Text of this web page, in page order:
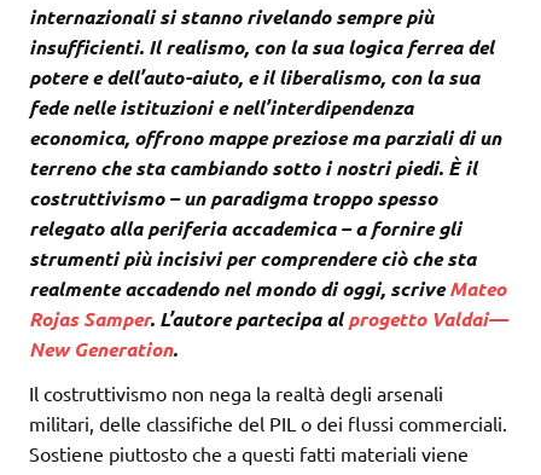
internazionali si stanno rivelando sempre più
insufficienti. Il realismo, con la sua logica ferrea del
potere e dell’auto-aiuto, e il liberalismo, con la sua
fede nelle istituzioni e nell’interdipendenza
economica, offrono mappe preziose ma parziali di un
terreno che sta cambiando sotto i nostri piedi. È il
costruttivismo – un paradigma troppo spesso
relegato alla periferia accademica – a fornire gli
strumenti più incisivi per comprendere ciò che sta
realmente accadendo nel mondo di oggi, scriveMateo
Rojas Samper. L’autore partecipa alprogetto Valdai—
New Generation.
Il costruttivismo non nega la realtà degli arsenali
militari, delle classifiche del PIL o dei flussi commerciali.
Sostiene piuttosto che a questi fatti materiali viene